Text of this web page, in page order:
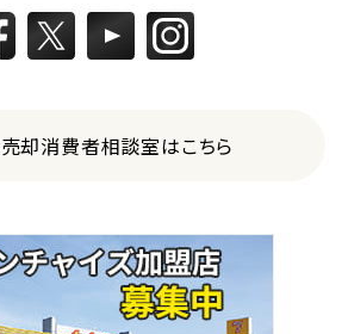
却消費者相談室はこちら